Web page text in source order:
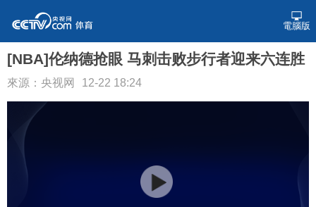
電腦版
[NBA]伦纳德抢眼 马刺击败步行者迎来六连胜
來源：央视网 12-22 18:24